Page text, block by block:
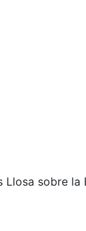
sobre la